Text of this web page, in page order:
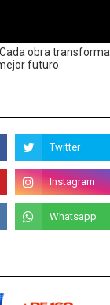
obra transforma
futuro.